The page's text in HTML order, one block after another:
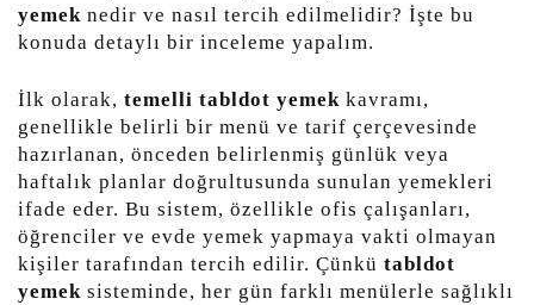
yemek nedir ve nasıl tercih edilmelidir? İşte bu
konuda detaylı bir inceleme yapalım.
İlk olarak, temelli tabldot yemek kavramı,
genellikle belirli bir menü ve tarif çerçevesinde
hazırlanan, önceden belirlenmiş günlük veya
haftalık planlar doğrultusunda sunulan yemekleri
ifade eder. Bu sistem, özellikle ofis çalışanları,
öğrenciler ve evde yemek yapmaya vakti olmayan
kişiler tarafından tercih edilir. Çünkü tabldot
yemek sisteminde, her gün farklı menülerle sağlıklı